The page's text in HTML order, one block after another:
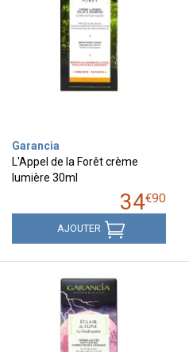
Garancia
L'Appel de la Forêt crème
lumière 30ml
34€90
AJOUTER